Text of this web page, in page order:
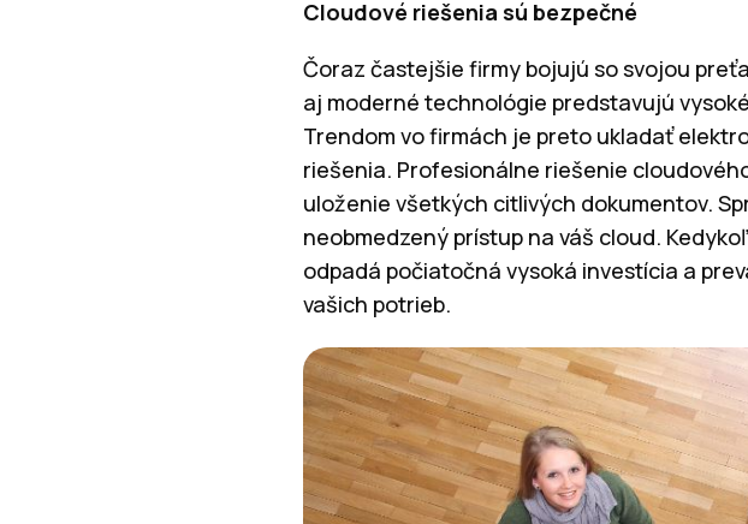
Cloudové riešenia sú bezpečné
Čoraz častejšie firmy bojujú so svojou
aj moderné technológie predstavujú
Trendom vo firmách je preto ukladať
riešenia. Profesionálne riešenie
uloženie všetkých citlivých dokumentov.
neobmedzený prístup na váš cloud.
odpadá počiatočná vysoká investícia a
vašich potrieb.